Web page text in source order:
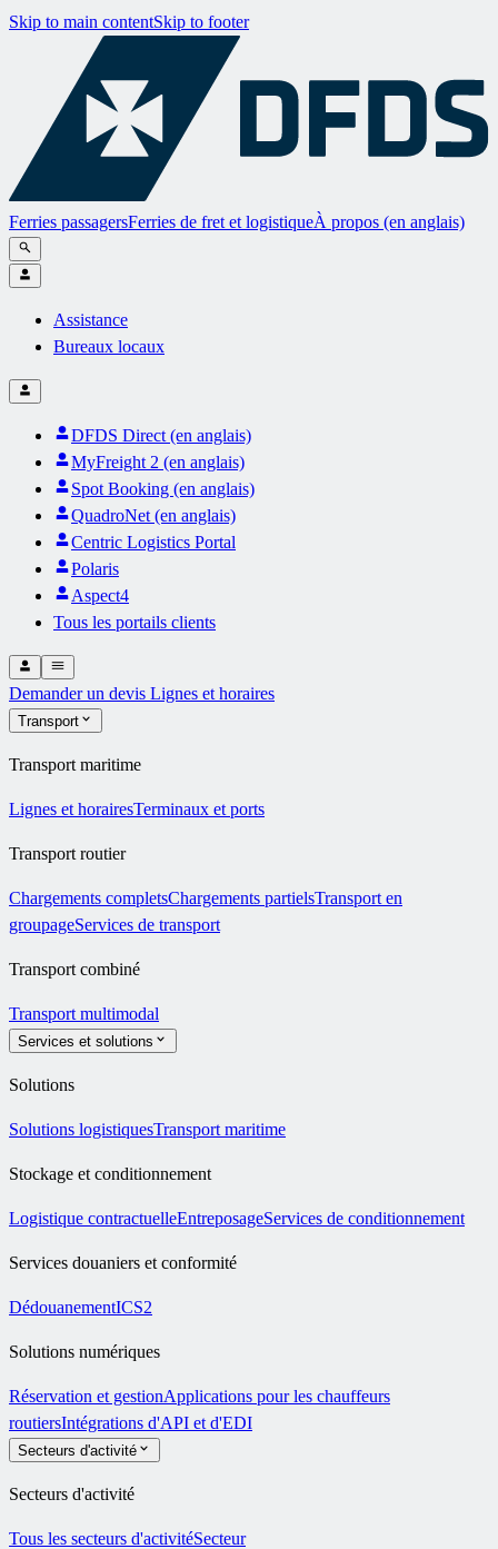
Skip to main contentSkip to footer
Ferries passagersFerries de fret et logistiqueÀ propos (en anglais)
Assistance
Bureaux locaux
DFDS Direct (en anglais)
MyFreight 2 (en anglais)
Spot Booking (en anglais)
QuadroNet (en anglais)
Centric Logistics Portal
Polaris
Aspect4
Tous les portails clients
Demander un devis Lignes et horaires
Transport
Transport maritime
Lignes et horairesTerminaux et ports
Transport routier
Chargements completsChargements partielsTransport en
groupageServices de transport
Transport combiné
Transport multimodal
Services et solutions
Solutions
Solutions logistiquesTransport maritime
Stockage et conditionnement
Logistique contractuelleEntreposageServices de conditionnement
Services douaniers et conformité
DédouanementICS2
Solutions numériques
Réservation et gestionApplications pour les chauffeurs
routiersIntégrations d'API et d'EDI
Secteurs d'activité
Secteurs d'activité
Tous les secteurs d'activitéSecteur